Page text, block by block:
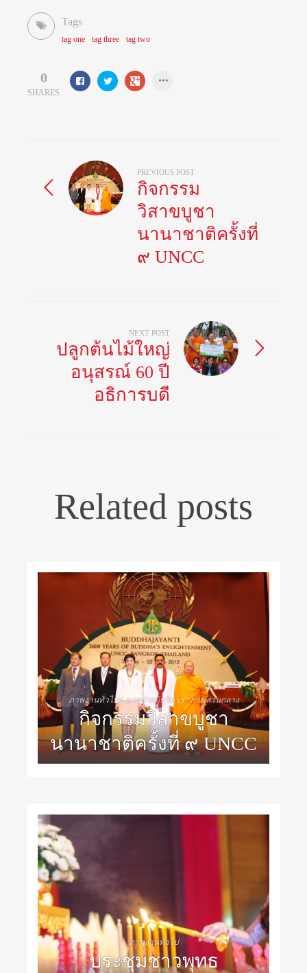
ประจำปี
๒๕๕๕
Tags
tag one tag three tag two
0
SHARES
PREVIOUS POST
กิจกรรม
วิสาขบูชา
นานาชาติครั้งที่
๙ UNCC
NEXT POST
ปลูกต้นไม้ใหญ่
อนุสรณ์ 60 ปี
อธิการบดี
Related posts
ภาพงานทั่วไป/ภาพถ่ายผู้บริหาร/ภาพส่วนกลาง
กิจกรรมวิสาขบูชา
นานาชาติครั้งที่ ๙ UNCC
ภาพงานทั่วไป
ประชุมชาวพุทธ